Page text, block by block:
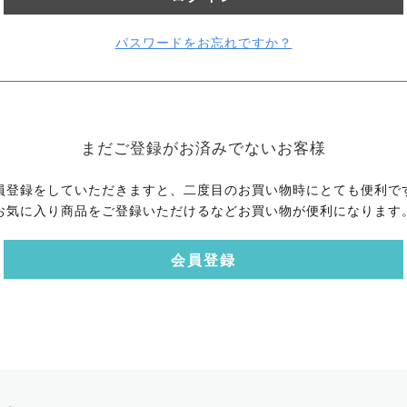
パスワードをお忘れですか？
まだご登録がお済みでないお客様
登録をしていただきますと、二度目のお買い物時にとても便利で
気に入り商品をご登録いただけるなどお買い物が便利になります
会員登録